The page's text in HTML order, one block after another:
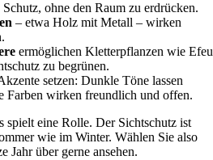
Schutz, ohne den Raum zu erdrücken.
– etwa Holz mit Metall – wirken
ermöglichen Kletterpflanzen wie Efeu
zu begrünen.
setzen: Dunkle Töne lassen
Farben wirken freundlich und offen.
spielt eine Rolle. Der Sichtschutz ist
wie im Winter. Wählen Sie also
Jahr über gerne ansehen.